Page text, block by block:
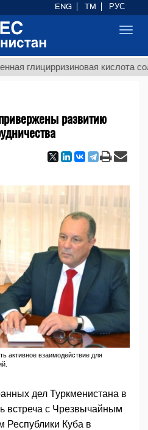
кислота
развитию
активное взаимодействие для
дел Туркменистана в
встреча с Чрезвычайным
Куба в
ENG TM РУС